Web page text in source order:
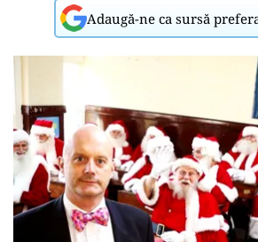
Adaugă-ne ca sursă